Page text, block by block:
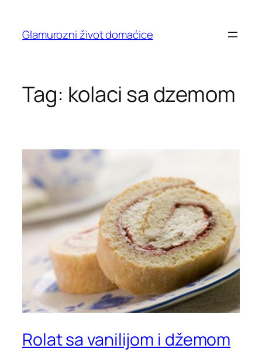
content
Glamurozni život domaćice
Tag: kolaci sa dzemom
Rolat sa vanilijom i džemom